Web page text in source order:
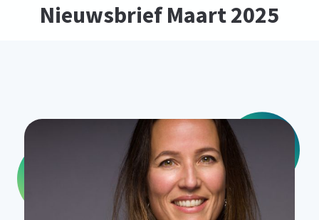
Nieuwsbrief Maart 2025